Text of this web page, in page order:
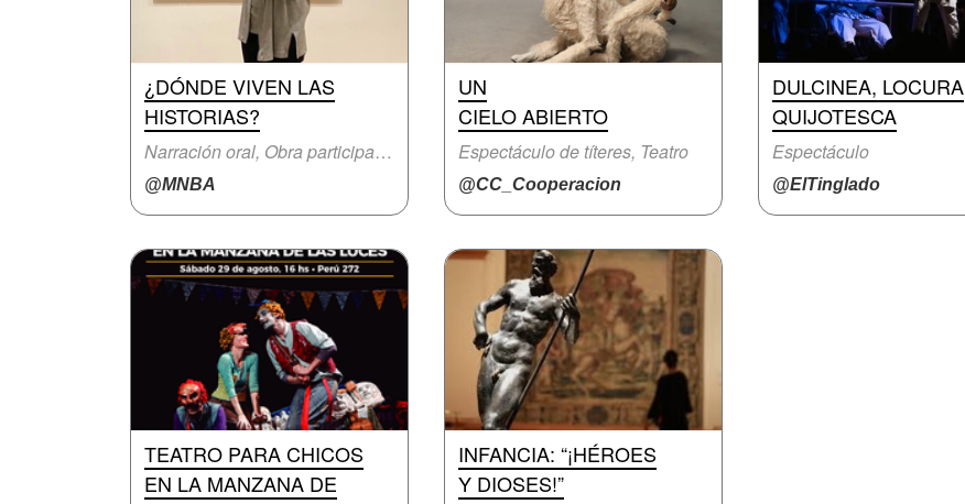
¿DÓNDE VIVEN LAS
HISTORIAS?
Narración oral, Obra participativa
@MNBA
UN
CIELO ABIERTO
Espectáculo de títeres, Teatro
@CC_Cooperacion
DULCINEA, LOCURA
QUIJOTESCA
Espectáculo
@ElTinglado
TEATRO PARA CHICOS
EN LA MANZANA DE
INFANCIA: “¡HÉROES
Y DIOSES!”